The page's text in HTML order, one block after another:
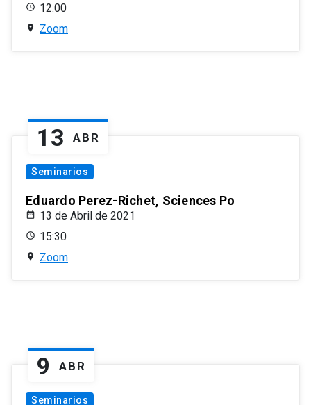
12:00
Zoom
13 ABR
Seminarios
Eduardo Perez-Richet, Sciences Po
13 de Abril de 2021
15:30
Zoom
9 ABR
Seminarios